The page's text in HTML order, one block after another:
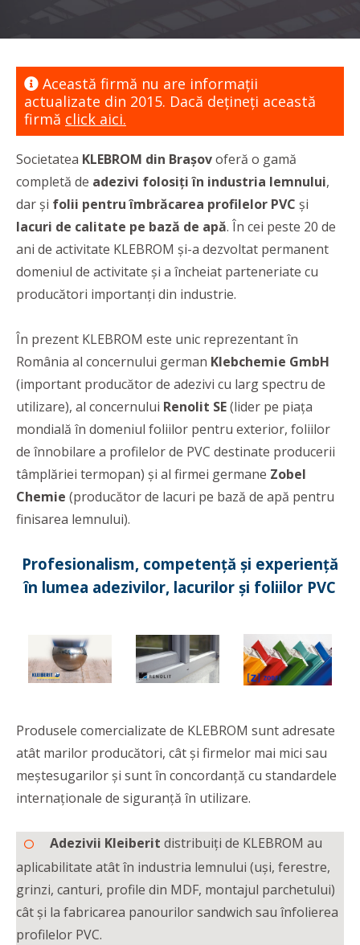
Această firmă nu are informaţii
actualizate din 2015. Dacă dețineți această
firmă click aici.
Societatea KLEBROM din Brașovoferă o gamă
completă de adezivi folosiți în industria lemnului,
dar și folii pentru îmbrăcarea profilelor PVC și
lacuri de calitate pe bază de apă. În cei peste 20 de
ani de activitate KLEBROM și-a dezvoltat permanent
domeniul de activitate și a încheiat parteneriate cu
producători importanți din industrie.
În prezent KLEBROM este unic reprezentant în
România al concernului german Klebchemie GmbH
(important producător de adezivi cu larg spectru de
utilizare), al concernului Renolit SE(lider pe piața
mondială în domeniul foliilor pentru exterior, foliilor
de înnobilare a profilelor de PVC destinate producerii
tâmplăriei termopan) și al firmei germane Zobel
Chemie (producător de lacuri pe bază de apă pentru
finisarea lemnului).
Profesionalism, competență și experiență
în lumea adezivilor, lacurilor și foliilor PVC
Produsele comercializate de KLEBROM sunt adresate
atât marilor producători, cât și firmelor mai mici sau
meștesugarilor și sunt în concordanță cu standardele
internaționale de siguranță în utilizare.
Adezivii Kleiberit distribuiți de KLEBROM au
aplicabilitate atât în industria lemnului (uși, ferestre,
grinzi, canturi, profile din MDF, montajul parchetului)
cât și la fabricarea panourilor sandwich sau înfolierea
profilelor PVC.